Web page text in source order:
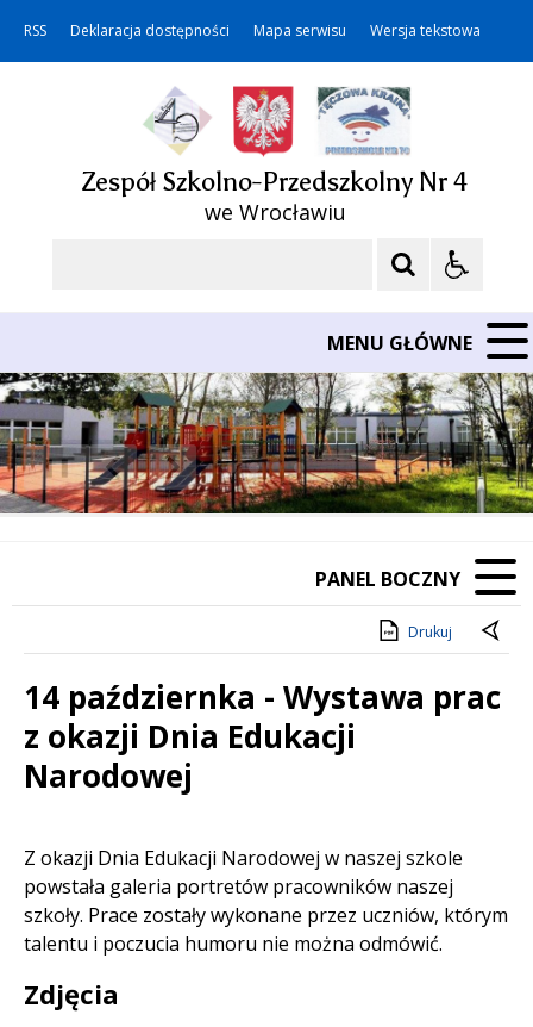
RSS Deklaracja dostępności Mapa serwisu Wersja tekstowa
Zespół Szkolno-Przedszkolny Nr 4
we Wrocławiu
MENU GŁÓWNE
Poprzedni Element
Następny Element
❚❚
PANEL BOCZNY
Drukuj
14 październka - Wystawa prac
z okazji Dnia Edukacji
Narodowej
Z okazji Dnia Edukacji Narodowej w naszej szkole
powstała galeria portretów pracowników naszej
szkoły. Prace zostały wykonane przez uczniów, którym
talentu i poczucia humoru nie można odmówić.
Zdjęcia